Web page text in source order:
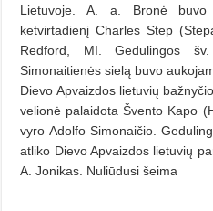
Lietuvoje. A. a. Bronė buvo
ketvirtadienį Charles Step
Redford, MI. Gedulingos
Simonaitienės sielą buvo
Dievo Apvaizdos lietuvių
velionė palaidota Švento Kapo
vyro Adolfo Simonaičio.
atliko Dievo Apvaizdos lietuvių
A. Jonikas. Nuliūdusi šeima